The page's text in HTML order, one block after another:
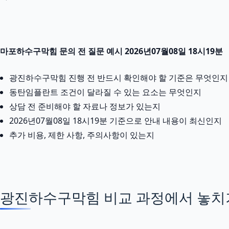
마포하수구막힘 문의 전 질문 예시 2026년07월08일 18시19분
광진하수구막힘 진행 전 반드시 확인해야 할 기준은 무엇인지
동탄임플란트 조건이 달라질 수 있는 요소는 무엇인지
상담 전 준비해야 할 자료나 정보가 있는지
2026년07월08일 18시19분 기준으로 안내 내용이 최신인지
추가 비용, 제한 사항, 주의사항이 있는지
광진하수구막힘 비교 과정에서 놓